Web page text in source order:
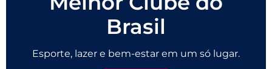
Brasil
Esporte, lazer e bem-estar em um só lugar.